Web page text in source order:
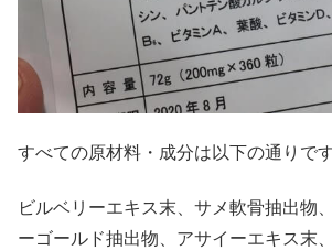
すべての原材料・成分は以下の通りです
ビルベリーエキス末、サメ軟骨抽出物
ーゴールド抽出物、アサイーエキス末